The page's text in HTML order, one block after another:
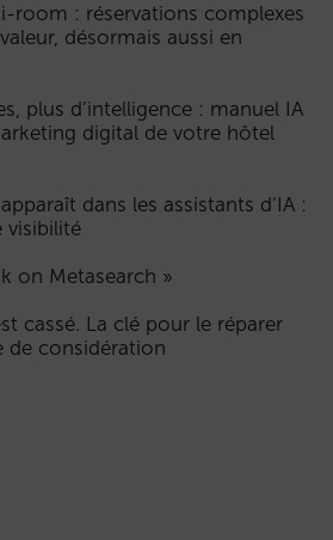
room : réservations complexes
désormais aussi en
plus d’intelligence : manuel IA
digital de votre hôtel
dans les assistants d’IA :
visibilité
on Metasearch »
cassé. La clé pour le réparer
de considération